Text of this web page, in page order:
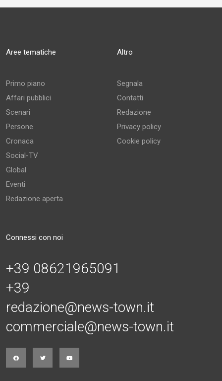
Aree tematiche
Primo piano
Affari pubblici
Scenari
Persone
Cronaca
Social-TV
Global
Eventi
Redazione aperta
Altro
Segnala
Contatti
Redazione
Privacy policy
Cookie policy
Connessi con noi
+39 08621965091
+39
redazione@news-town.it
commerciale@news-town.it